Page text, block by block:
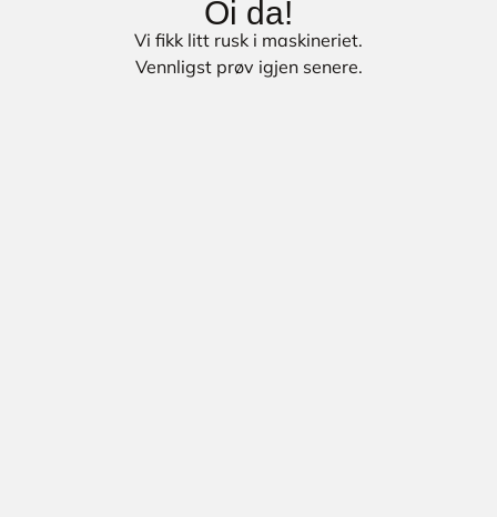
Oi da!
Vi fikk litt rusk i maskineriet.
Vennligst prøv igjen senere.